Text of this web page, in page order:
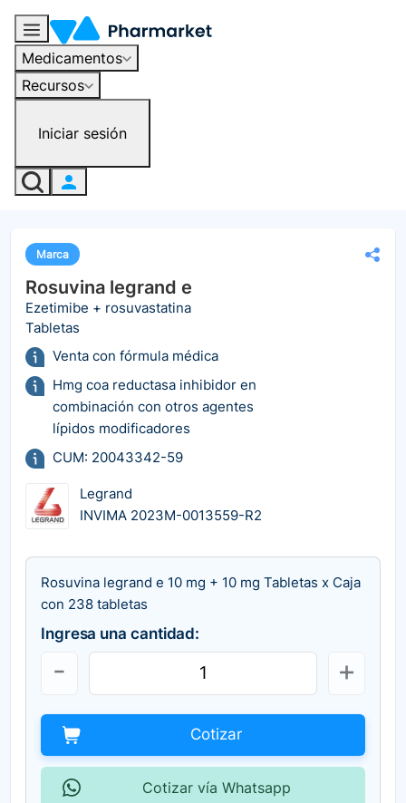
Medicamentos
Recursos
Iniciar sesión
Marca
Rosuvina legrand e
Ezetimibe + rosuvastatina
Tabletas
Venta con fórmula médica
Hmg coa reductasa inhibidor en
combinación con otros agentes
lípidos modificadores
CUM: 20043342-59
Legrand
INVIMA 2023M-0013559-R2
Rosuvina legrand e 10 mg + 10 mg Tabletas x Caja
con 238 tabletas
Ingresa una cantidad:
Cotizar
Cotizar vía Whatsapp